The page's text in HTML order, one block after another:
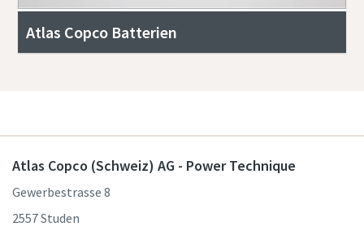
Atlas Copco Batterien
Atlas Copco (Schweiz) AG - Power Technique
Gewerbestrasse 8
2557 Studen